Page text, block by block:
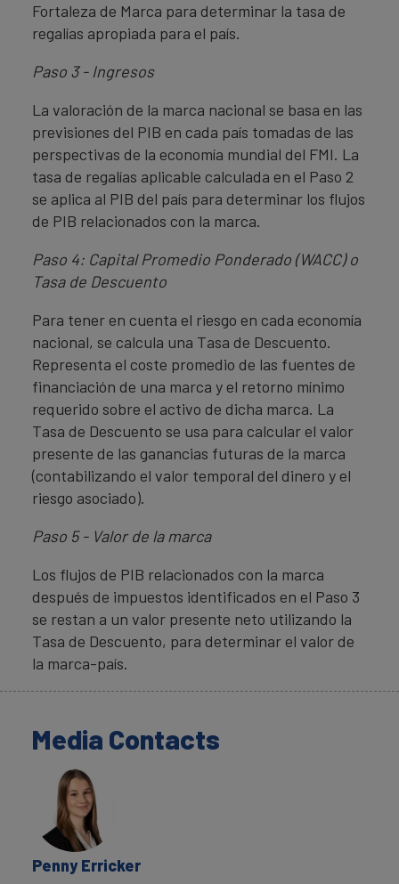
Fortaleza de Marca para determinar la tasa de
regalías apropiada para el país.
Paso 3 - Ingresos
La valoración de la marca nacional se basa en las
previsiones del PIB en cada país tomadas de las
perspectivas de la economía mundial del FMI. La
tasa de regalías aplicable calculada en el Paso 2
se aplica al PIB del país para determinar los flujos
de PIB relacionados con la marca.
Paso 4: Capital Promedio Ponderado (WACC) o
Tasa de Descuento
Para tener en cuenta el riesgo en cada economía
nacional, se calcula una Tasa de Descuento.
Representa el coste promedio de las fuentes de
financiación de una marca y el retorno mínimo
requerido sobre el activo de dicha marca. La
Tasa de Descuento se usa para calcular el valor
presente de las ganancias futuras de la marca
(contabilizando el valor temporal del dinero y el
riesgo asociado).
Paso 5 - Valor de la marca
Los flujos de PIB relacionados con la marca
después de impuestos identificados en el Paso 3
se restan a un valor presente neto utilizando la
Tasa de Descuento, para determinar el valor de
la marca-país.
Media Contacts
Penny Erricker